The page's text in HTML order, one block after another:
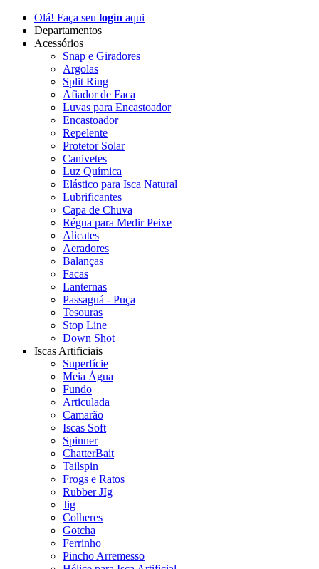
Olá! Faça seu login aqui
Departamentos
Acessórios
Snap e Giradores
Argolas
Split Ring
Afiador de Faca
Luvas para Encastoador
Encastoador
Repelente
Protetor Solar
Canivetes
Luz Química
Elástico para Isca Natural
Lubrificantes
Capa de Chuva
Régua para Medir Peixe
Alicates
Aeradores
Balanças
Facas
Lanternas
Passaguá - Puça
Tesouras
Stop Line
Down Shot
Iscas Artificiais
Superfície
Meia Água
Fundo
Articulada
Camarão
Iscas Soft
Spinner
ChatterBait
Tailspin
Frogs e Ratos
Rubber JIg
Jig
Colheres
Gotcha
Ferrinho
Pincho Arremesso